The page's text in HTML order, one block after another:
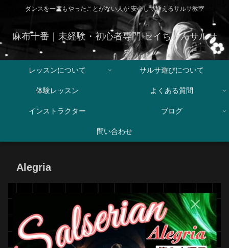
ダンスを一度もやったことがない人が 安心して通えるサルサ教室
麻布十番｜未経験・初心者専門 セイちゃんサルサ
レッスンについて サルサ遊びについて
体験レッスン よくある質問
インストラクター ブログ
問い合わせ
Alegria